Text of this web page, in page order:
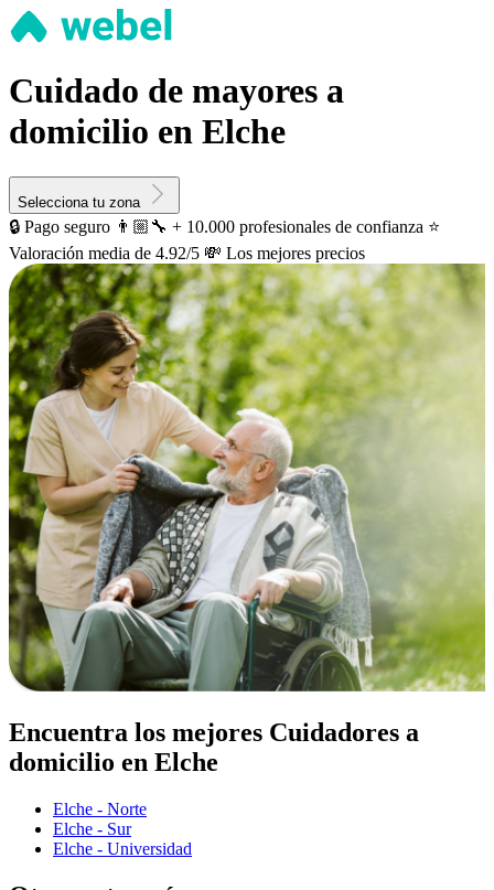
Cuidado de mayores a
domicilio en Elche
Selecciona tu zona
🔒 Pago seguro 👨🏼‍🔧 + 10.000 profesionales de confianza ⭐️
Valoración media de 4.92/5 💸 Los mejores precios
Encuentra los mejores Cuidadores a
domicilio en Elche
Elche - Norte
Elche - Sur
Elche - Universidad